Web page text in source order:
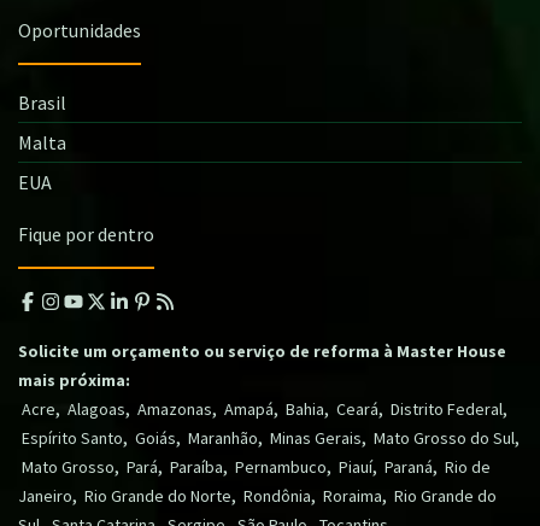
Oportunidades
Brasil
Malta
EUA
Fique por dentro
Solicite um orçamento ou serviço de reforma à Master House
mais próxima:
Acre, Alagoas, Amazonas, Amapá, Bahia, Ceará, Distrito Federal,
Espírito Santo, Goiás, Maranhão, Minas Gerais, Mato Grosso do Sul,
Mato Grosso, Pará, Paraíba, Pernambuco, Piauí, Paraná, Rio de
Janeiro, Rio Grande do Norte, Rondônia, Roraima, Rio Grande do